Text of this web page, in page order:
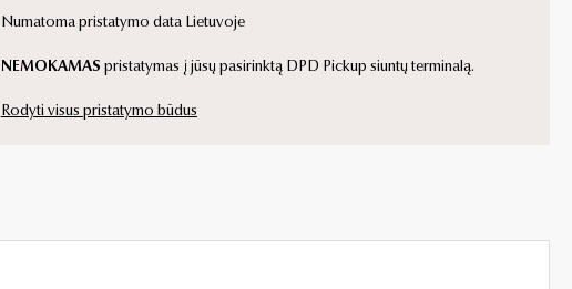
Numatoma pristatymo data Lietuvoje
NEMOKAMAS pristatymas į jūsų pasirinktą DPD Pickup siuntų terminalą.
Rodyti visus pristatymo būdus